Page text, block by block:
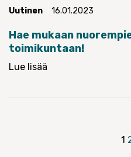
Uutinen 16.01.2023
Hae mukaan
toimikuntaan!
Lue lisää
1